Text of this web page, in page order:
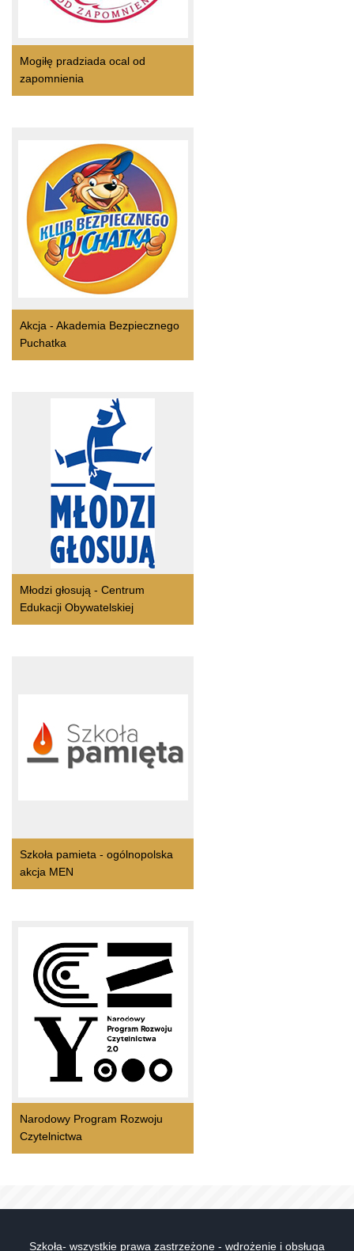
Mogiłę pradziada ocal od
zapomnienia
Akcja - Akademia Bezpiecznego
Puchatka
Młodzi głosują - Centrum
Edukacji Obywatelskiej
Szkoła pamieta - ogólnopolska
akcja MEN
Narodowy Program Rozwoju
Czytelnictwa
Szkoła- wszystkie prawa zastrzeżone - wdrożenie i obsługa